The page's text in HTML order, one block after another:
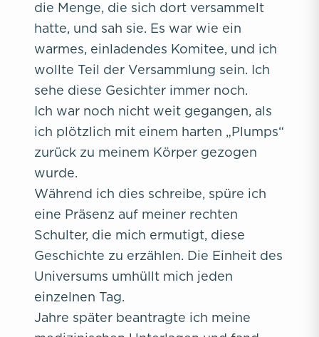
die Menge, die sich dort versammelt
hatte, und sah sie. Es war wie ein
warmes, einladendes Komitee, und ich
wollte Teil der Versammlung sein. Ich
sehe diese Gesichter immer noch.
Ich war noch nicht weit gegangen, als
ich plötzlich mit einem harten „Plumps“
zurück zu meinem Körper gezogen
wurde.
Während ich dies schreibe, spüre ich
eine Präsenz auf meiner rechten
Schulter, die mich ermutigt, diese
Geschichte zu erzählen. Die Einheit des
Universums umhüllt mich jeden
einzelnen Tag.
Jahre später beantragte ich meine